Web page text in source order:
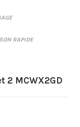
RAPIDE
2 MCWX2GD